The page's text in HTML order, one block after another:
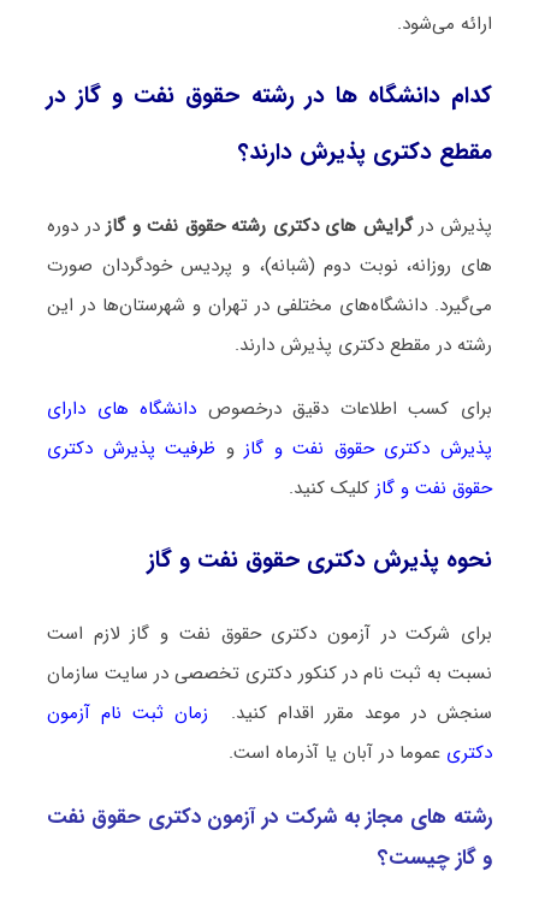
ارائه می‌شود.
کدام دانشگاه ها در رشته ﺣﻘﻮق ﻧﻔﺖ و ﮔﺎز در
مقطع دکتری پذیرش دارند؟
پذیرش درگرایش های دکتری رشته ﺣﻘﻮق ﻧﻔﺖ و ﮔﺎز در دوره
های روزانه، نوبت دوم (شبانه)، و پردیس خودگردان صورت
می‌گیرد. دانشگاه‌های مختلفی در تهران و شهرستان‌ها در این
رشته در مقطع دکتری پذیرش دارند.
برای کسب اطلاعات دقیق درخصوص دانشگاه های دارای
پذیرش دکتری ﺣﻘﻮق ﻧﻔﺖ و ﮔﺎز و ظرفیت پذیرش دکتری
ﺣﻘﻮق ﻧﻔﺖ و ﮔﺎز کلیک کنید.
نحوه پذیرش دکتری ﺣﻘﻮق ﻧﻔﺖ و ﮔﺎز
برای شرکت در آزمون دکتری ﺣﻘﻮق ﻧﻔﺖ و ﮔﺎز لازم است
نسبت به ثبت نام در کنکور دکتری تخصصی در سایت سازمان
سنجش در موعد مقرر اقدام کنید.
زمان ثبت نام آزمون
دکتری عموما در آبان یا آذرماه است.
رشته­ های مجاز به شرکت در آزمون دکتری ﺣﻘﻮق ﻧﻔﺖ
و ﮔﺎز چیست؟